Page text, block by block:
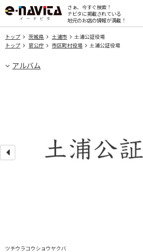
さぁ、今すぐ検索！
ナビタに掲載されている
地元のお店の情報が満載！
トップ 茨城県 土浦市
土浦公証役場
トップ
官公庁 市区町村役場 土浦公証役場
アルバム
ツチウラコウショウヤクバ